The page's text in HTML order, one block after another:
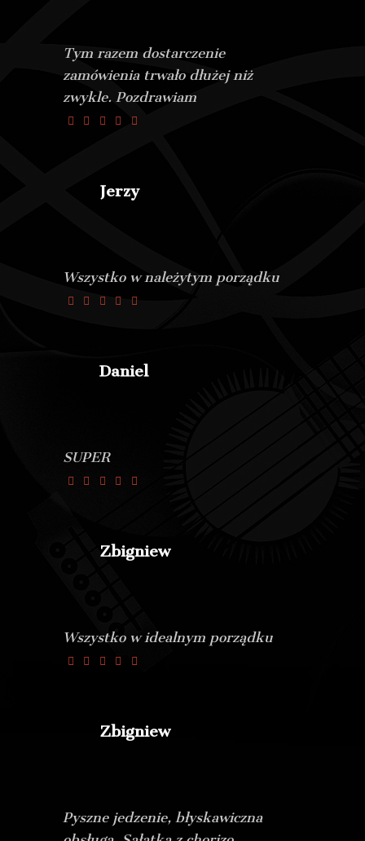
Tym razem dostarczenie
zamówienia trwało dłużej niż
zwykle. Pozdrawiam
Jerzy
Wszystko w należytym porządku
Daniel
SUPER
Zbigniew
Wszystko w idealnym porządku
Zbigniew
Pyszne jedzenie, błyskawiczna